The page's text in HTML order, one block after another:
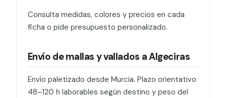
Consulta medidas, colores y precios en cada
ficha o pide presupuesto personalizado.
Envío de mallas y vallados a Algeciras
Envío paletizado desde Murcia. Plazo orientativo
48–120 h laborables según destino y peso del